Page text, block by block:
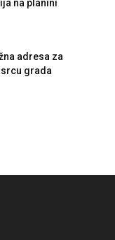
na planini
adresa za
grada